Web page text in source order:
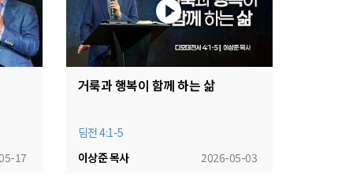
17
거룩과 행복이 함께 하는 삶
딤전 4:1-5
2026-05-03
이상준 목사